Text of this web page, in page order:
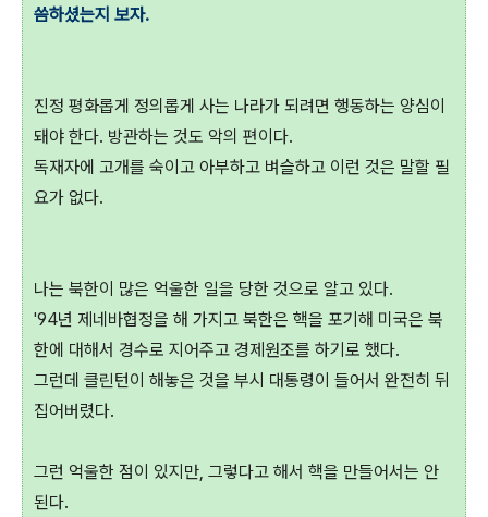
씀하셨는지 보자.
진정 평화롭게 정의롭게 사는 나라가 되려면 행동하는 양심이
돼야 한다. 방관하는 것도 악의 편이다.
독재자에 고개를 숙이고 아부하고 벼슬하고 이런 것은 말할 필
요가 없다.
나는 북한이 많은 억울한 일을 당한 것으로 알고 있다.
'94년 제네바협정을 해 가지고 북한은 핵을 포기해 미국은 북
한에 대해서 경수로 지어주고 경제원조를 하기로 했다.
그런데 클린턴이 해놓은 것을 부시 대통령이 들어서 완전히 뒤
집어버렸다.
그런 억울한 점이 있지만, 그렇다고 해서 핵을 만들어서는 안
된다.